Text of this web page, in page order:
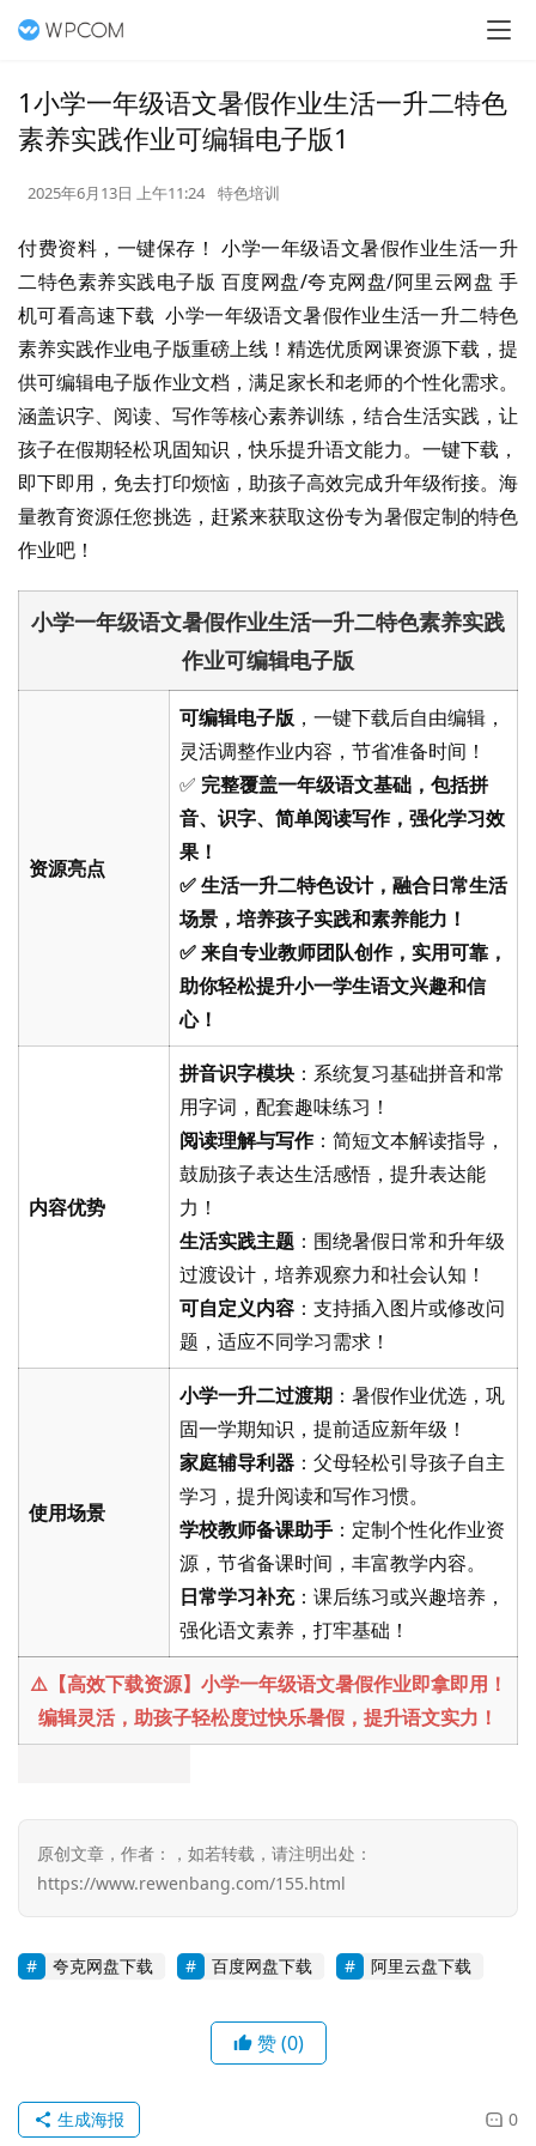
1小学一年级语文暑假作业生活一升二特色
素养实践作业可编辑电子版1
2025年6月13日 上午11:24 特色培训
付费资料，一键保存！ 小学一年级语文暑假作业生活一升
二特色素养实践电子版 百度网盘/夸克网盘/阿里云网盘 手
机可看高速下载  小学一年级语文暑假作业生活一升二特色
素养实践作业电子版重磅上线！精选优质网课资源下载，提
供可编辑电子版作业文档，满足家长和老师的个性化需求。
涵盖识字、阅读、写作等核心素养训练，结合生活实践，让
孩子在假期轻松巩固知识，快乐提升语文能力。一键下载，
即下即用，免去打印烦恼，助孩子高效完成升年级衔接。海
量教育资源任您挑选，赶紧来获取这份专为暑假定制的特色
作业吧！
小学一年级语文暑假作业生活一升二特色素养实践
作业可编辑电子版
资源亮点
可编辑电子版 ，一键下载后自由编辑，
灵活调整作业内容，节省准备时间！
✅ 完整覆盖一年级语文基础 ，包括拼
音、识字、简单阅读写作，强化学习效
果！
✅生活一升二特色设计，融合日常生活
场景，培养孩子实践和素养能力！
✅ 来自专业教师团队创作， 实用可靠 ，
助你轻松提升小一学生语文兴趣和信
心！
内容优势
拼音识字模块 ：系统复习基础拼音和常
用字词，配套趣味练习！
阅读理解与写作：简短文本解读指导，
鼓励孩子表达生活感悟，提升表达能
力！
生活实践主题 ：围绕暑假日常和升年级
过渡设计，培养观察力和社会认知！
可自定义内容 ：支持插入图片或修改问
题，适应不同学习需求！
使用场景
小学一升二过渡期 ：暑假作业优选，巩
固一学期知识，提前适应新年级！
家庭辅导利器 ：父母轻松引导孩子自主
学习，提升阅读和写作习惯。
学校教师备课助手 ：定制个性化作业资
源，节省备课时间，丰富教学内容。
日常学习补充：课后练习或兴趣培养，
强化语文素养，打牢基础！
⚠️【高效下载资源】小学一年级语文暑假作业即拿即用！
编辑灵活，助孩子轻松度过快乐暑假，提升语文实力！
原创文章，作者：，如若转载，请注明出处：
https://www.rewenbang.com/155.html
夸克网盘下载 百度网盘下载 阿里云盘下载
赞(0)
0
生成海报